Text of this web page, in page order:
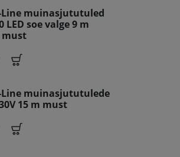
Line muinasjututuled
LED soe valge 9 m
must
Line muinasjututulede
15 m must